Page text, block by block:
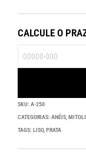
CALCULE O
SKU: A-250
CATEGORIAS: ANÉIS
TAGS: LISO, PRATA